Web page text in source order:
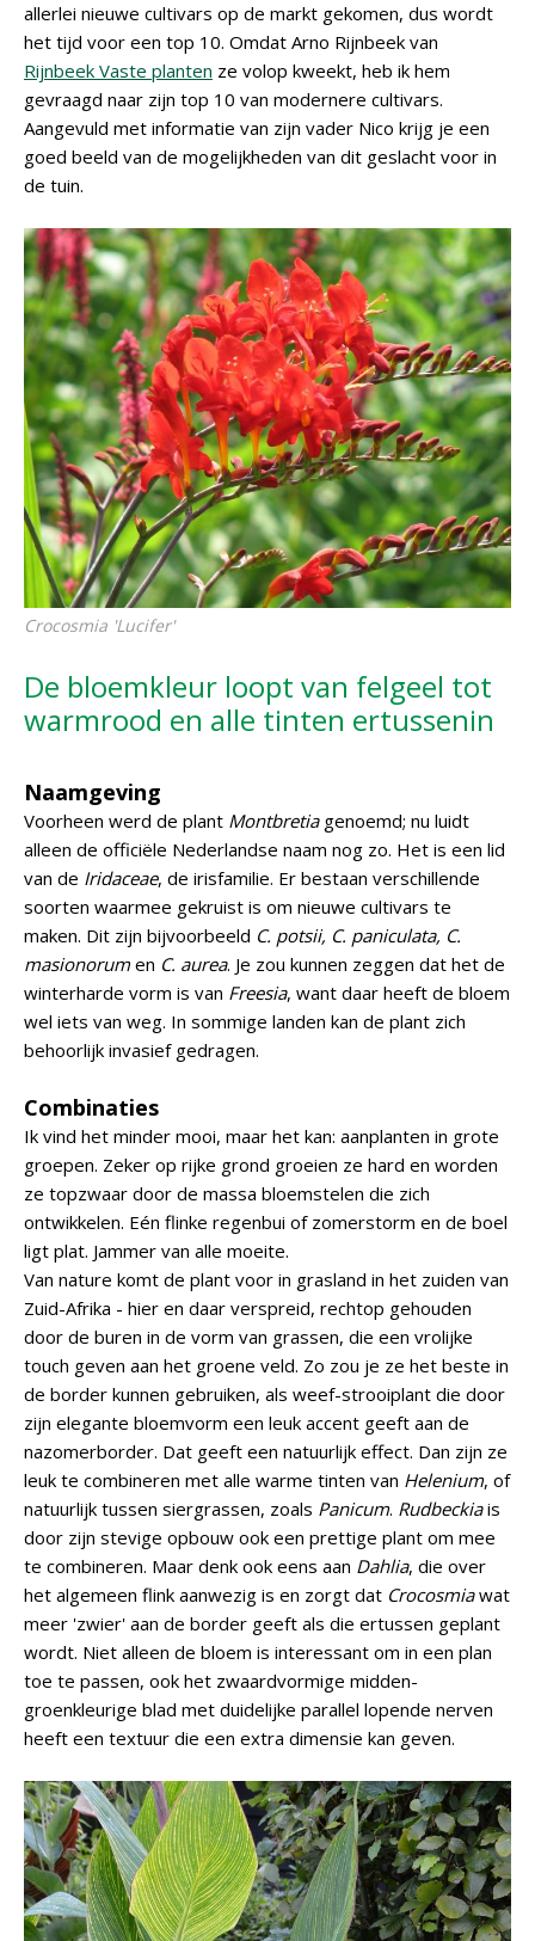
allerlei nieuwe cultivars op de markt gekomen, dus wordt
het tijd voor een top 10. Omdat Arno Rijnbeek van
Rijnbeek Vaste planten ze volop kweekt, heb ik hem
gevraagd naar zijn top 10 van modernere cultivars.
Aangevuld met informatie van zijn vader Nico krijg je een
goed beeld van de mogelijkheden van dit geslacht voor in
de tuin.
Crocosmia 'Lucifer'
De bloemkleur loopt van felgeel tot
warmrood en alle tinten ertussenin
Naamgeving
Voorheen werd de plant Montbretiagenoemd; nu luidt
alleen de officiële Nederlandse naam nog zo. Het is een lid
van de Iridaceae, de irisfamilie. Er bestaan verschillende
soorten waarmee gekruist is om nieuwe cultivars te
maken. Dit zijn bijvoorbeeld C. potsii, C. paniculata, C.
masionorumen C. aurea. Je zou kunnen zeggen dat het de
winterharde vorm is van Freesia, want daar heeft de bloem
wel iets van weg. In sommige landen kan de plant zich
behoorlijk invasief gedragen.
Combinaties
Ik vind het minder mooi, maar het kan: aanplanten in grote
groepen. Zeker op rijke grond groeien ze hard en worden
ze topzwaar door de massa bloemstelen die zich
ontwikkelen. Eén flinke regenbui of zomerstorm en de boel
ligt plat. Jammer van alle moeite.
Van nature komt de plant voor in grasland in het zuiden van
Zuid-Afrika - hier en daar verspreid, rechtop gehouden
door de buren in de vorm van grassen, die een vrolijke
touch geven aan het groene veld. Zo zou je ze het beste in
de border kunnen gebruiken, als weef-strooiplant die door
zijn elegante bloemvorm een leuk accent geeft aan de
nazomerborder. Dat geeft een natuurlijk effect. Dan zijn ze
leuk te combineren met alle warme tinten van Helenium, of
natuurlijk tussen siergrassen, zoals Panicum. Rudbeckiais
door zijn stevige opbouw ook een prettige plant om mee
te combineren. Maar denk ook eens aan Dahlia, die over
het algemeen flink aanwezig is en zorgt dat Crocosmiawat
meer 'zwier' aan de border geeft als die ertussen geplant
wordt. Niet alleen de bloem is interessant om in een plan
toe te passen, ook het zwaardvormige midden-
groenkleurige blad met duidelijke parallel lopende nerven
heeft een textuur die een extra dimensie kan geven.